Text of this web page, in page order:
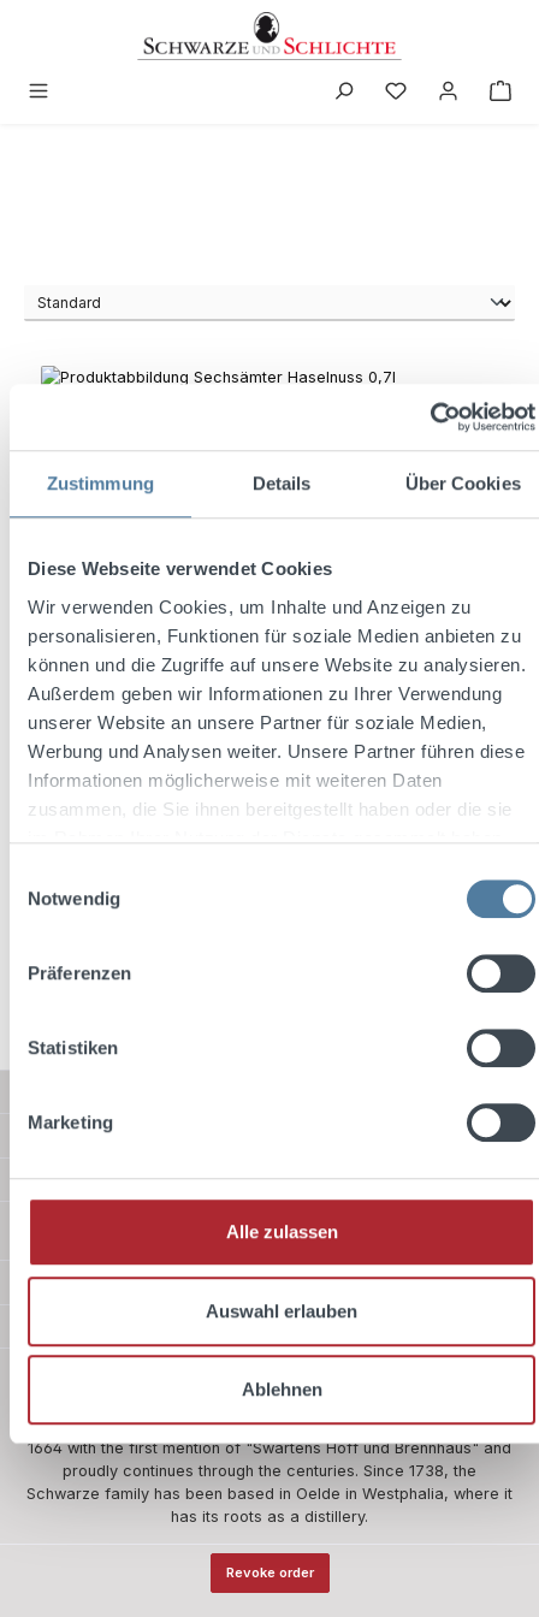
Zustimmung Details Über Cookies
Diese Webseite verwendet Cookies
Wir verwenden Cookies, um Inhalte und Anzeigen zu
personalisieren, Funktionen für soziale Medien anbieten zu
können und die Zugriffe auf unsere Website zu analysieren.
Außerdem geben wir Informationen zu Ihrer Verwendung
unserer Website an unsere Partner für soziale Medien,
Werbung und Analysen weiter. Unsere Partner führen diese
Informationen möglicherweise mit weiteren Daten
zusammen, die Sie ihnen bereitgestellt haben oder die sie
Notwendig
Präferenzen
Statistiken
Marketing
Alle zulassen
Auswahl erlauben
Ablehnen
Average rating of 4.5 out of 5 stars
Sechsämter Haselnuss 0,7l 21% Vol.
Content:0.7 Liter (€14.99 / 1 Liter)
Regular price:
€10.49
Shop Service
Information
Payment methods
The company Schwarze and Schlichte is one of the five oldest
owner-managed companies in Germany. Our history begins in
1664 with the first mention of "Swartens Hoff und Brennhaus" and
proudly continues through the centuries. Since 1738, the
Schwarze family has been based in Oelde in Westphalia, where it
has its roots as a distillery.
Revoke order